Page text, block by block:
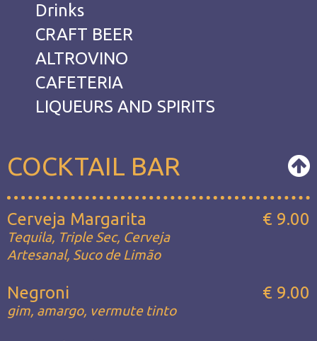
Drinks
CRAFT BEER
ALTROVINO
CAFETERIA
LIQUEURS AND SPIRITS
COCKTAIL BAR
Cerveja Margarita
Tequila, Triple Sec, Cerveja
Artesanal, Suco de Limão
€ 9.00
Negroni
gim, amargo, vermute tinto
€ 9.00